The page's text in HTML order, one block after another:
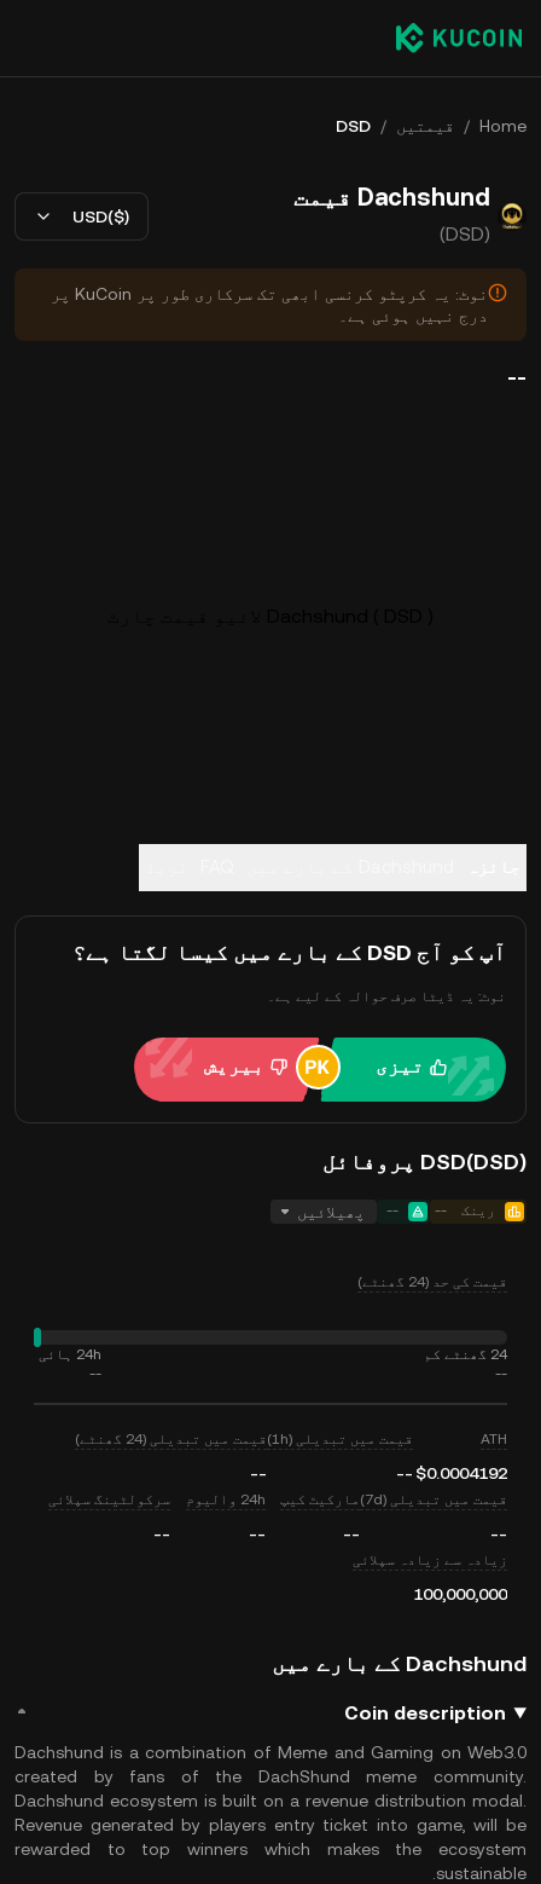
Home
/ قیمتیں /
DSD
Dachshund قیمت
(DSD)
USD($)
نوٹ: یہ کرپٹو کرنسی ابھی تک سرکاری طور پر KuCoin پر
درج نہیں ہوئی ہے۔
--
آپ کو آج DSD کے بارے میں کیسا لگتا ہے؟
نوٹ: یہ ڈیٹا صرف حوالہ کے لیے ہے۔
تیزی بیریش
DSD(DSD) پروفائل
رینک --
-- پھیلائیں
قیمت کی حد (24 گھنٹے)
24 گھنٹے کم
--
24h ہائی
--
ATH
$0.0004192
قیمت میں تبدیلی (1h)
--
قیمت میں تبدیلی (24 گھنٹے)
--
قیمت میں تبدیلی (7d)
--
مارکیٹ کیپ
--
24h والیوم
--
سرکولٹینگ سپلائی
--
زیادہ سے زیادہ سپلائی
100,000,000
Dachshund کے بارے میں
Coin description
Dachshund is a combination of Meme and Gaming on Web3.0
created by fans of the DachShund meme community.
Dachshund ecosystem is built on a revenue distribution modal.
Revenue generated by players entry ticket into game, will be
rewarded to top winners which makes the ecosystem
sustainable.